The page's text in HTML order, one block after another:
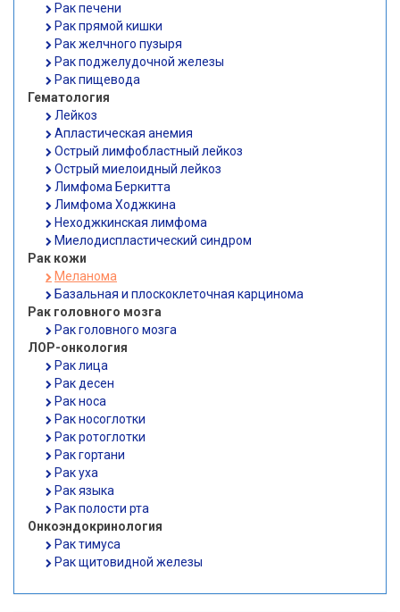
Рак печени
Рак прямой кишки
Рак желчного пузыря
Рак поджелудочной железы
Рак пищевода
Гематология
Лейкоз
Апластическая анемия
Острый лимфобластный лейкоз
Острый миелоидный лейкоз
Лимфома Беркитта
Лимфома Ходжкина
Неходжкинская лимфома
Миелодиспластический синдром
Рак кожи
Меланома
Базальная и плоскоклеточная карцинома
Рак головного мозга
Рак головного мозга
ЛОР-онкология
Рак лица
Рак десен
Рак носа
Рак носоглотки
Рак ротоглотки
Рак гортани
Рак уха
Рак языка
Рак полости рта
Онкоэндокринология
Рак тимуса
Рак щитовидной железы